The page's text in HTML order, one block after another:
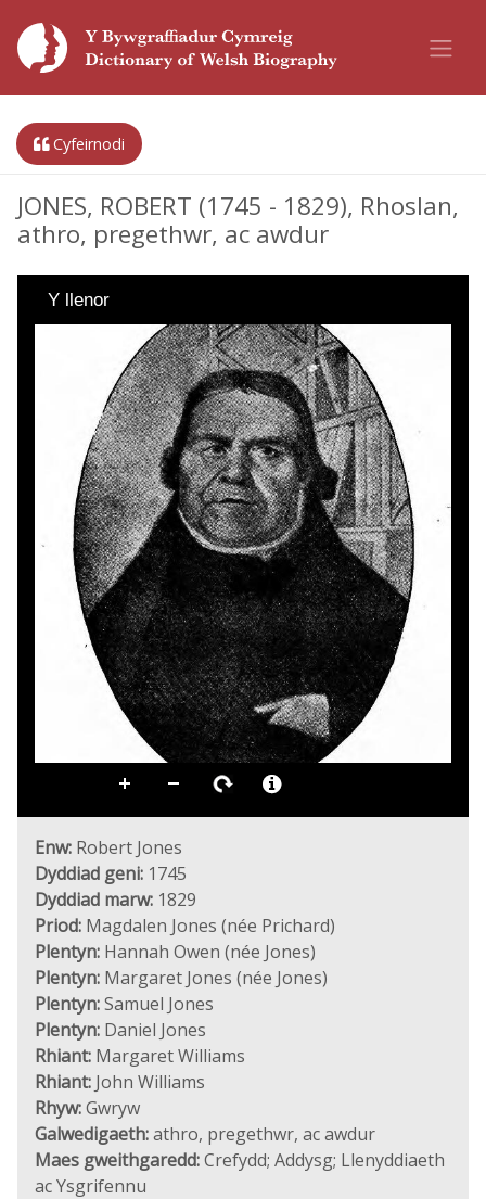
Cyfeirnodi
JONES, ROBERT (1745 - 1829), Rhoslan,
athro, pregethwr, ac awdur
Y llenor
Enw: Robert Jones
Dyddiad geni: 1745
Dyddiad marw: 1829
Priod: Magdalen Jones (née Prichard)
Plentyn: Hannah Owen (née Jones)
Plentyn: Margaret Jones (née Jones)
Plentyn:Samuel Jones
Plentyn: Daniel Jones
Rhiant: Margaret Williams
Rhiant: John Williams
Rhyw:Gwryw
Galwedigaeth:athro, pregethwr, ac awdur
Maes gweithgaredd:Crefydd; Addysg; Llenyddiaeth
ac Ysgrifennu